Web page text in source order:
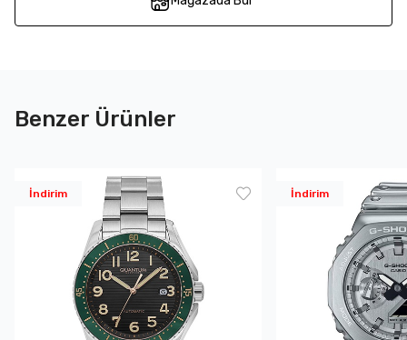
Benzer Ürünler
İndirim İndirim